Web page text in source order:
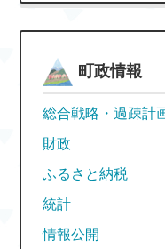
町政情報
総合戦略・過疎計
財政
ふるさと納税
統計
情報公開